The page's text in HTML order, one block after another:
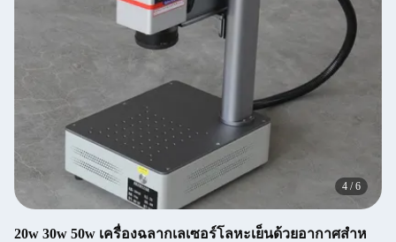
4 /6
20w 30w 50w เครื่องฉลากเลเซอร์โลหะเย็นด้วยอากาศสําห